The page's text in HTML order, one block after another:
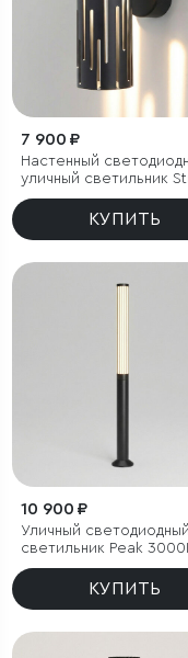
7 900 ₽
Настенный
уличный светильник
3000K IP65
КУПИТЬ
10 900 ₽
Уличный светодиодный
светильник Peak 3000K
черный IP54
КУПИТЬ